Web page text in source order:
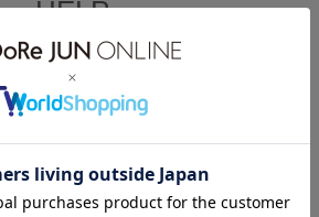
HELP
かお困りですか？
FAQ
お問い合わせ